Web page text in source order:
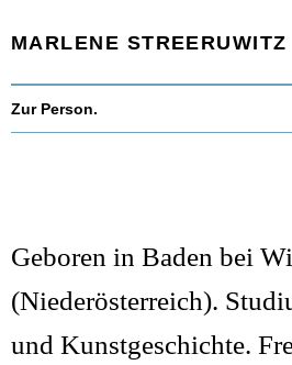
MARLENE STREERUWITZ
Startseite.
Texte.
Aktuell.
Person.
Zur Person.
Geboren in Baden bei
(Niederösterreich).
und Kunstgeschichte.